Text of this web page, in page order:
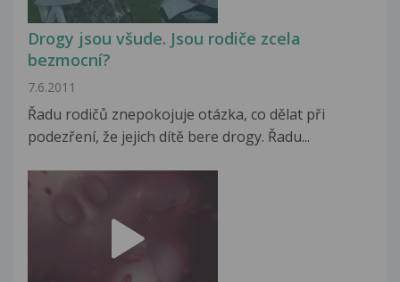
Drogy jsou všude. Jsou rodiče zcela
bezmocní?
7.6.2011
Řadu rodičů znepokojuje otázka, co dělat při
podezření, že jejich dítě bere drogy. Řadu...